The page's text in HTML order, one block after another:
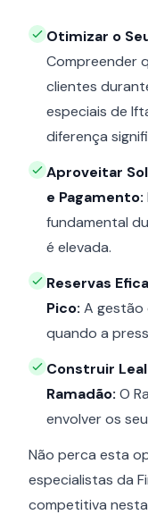
Otimizar o
Compreender
clientes
especiais de
diferença
Aproveitar
e Pagamento:
fundamental
é elevada.
Reservas
Pico: A gestão
quando a
Construir
Ramadão: O
envolver os
Não perca esta
especialistas da
competitiva